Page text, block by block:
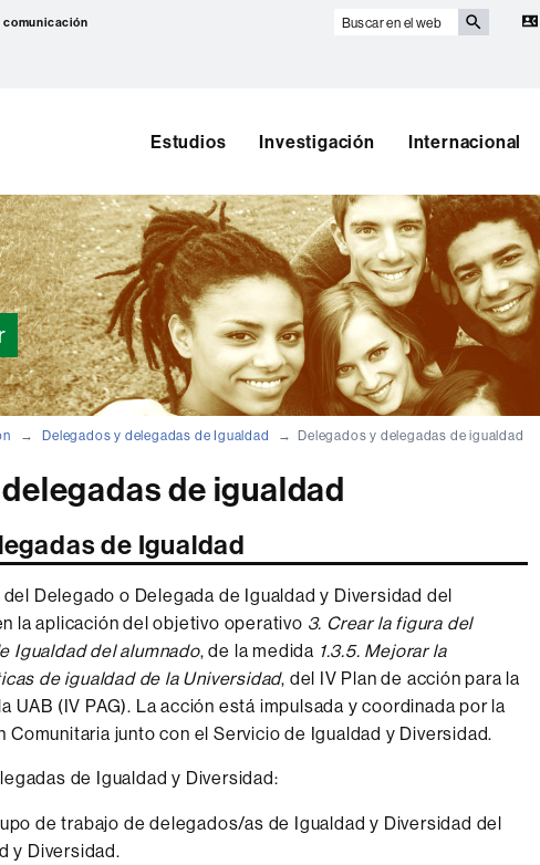
comunicación
Buscar
Estudios Investigación Internacional
Delegados y delegadas de Igualdad Delegados y delegadas de igualdad
de igualdad
de Igualdad
Delegado o Delegada de Igualdad y Diversidad del
la aplicación del objetivo operativo 3. Crear la figura del
Igualdad del alumnado, de la medida 1.3.5. Mejorar la
de igualdad de la Universidad, del IV Plan de acción para la
UAB (IV PAG). La acción está impulsada y coordinada por la
Comunitaria junto con el Servicio de Igualdad y Diversidad.
de Igualdad y Diversidad:
de trabajo de delegados/as de Igualdad y Diversidad del
y Diversidad.